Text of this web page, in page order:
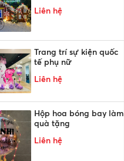
Liên hệ
Trang trí sự kiện quốc
tế phụ nữ
Liên hệ
Hộp hoa bóng bay làm
quà tặng
Liên hệ